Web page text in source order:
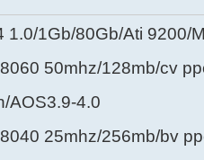
1.0/1Gb/80Gb/Ati 9200/
50mhz/128mb/cv
AOS3.9-4.0
25mhz/256mb/bv